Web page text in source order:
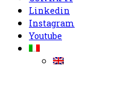
Linkedin
Instagram
Youtube